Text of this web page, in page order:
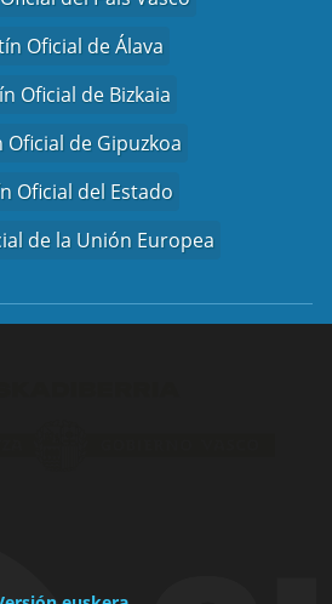
Oficial de Álava
Oficial de Bizkaia
Oficial de Gipuzkoa
Oficial del Estado
de la Unión Europea